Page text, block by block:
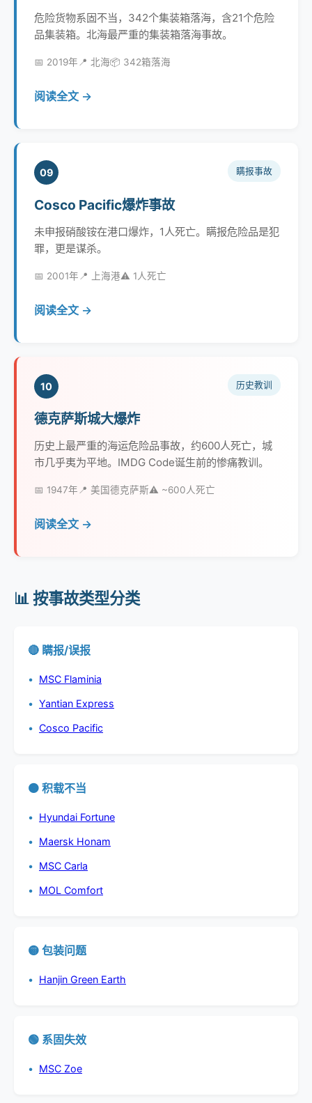
危险货物系固不当，342个集装箱落海，含21个危险
品集装箱。北海最严重的集装箱落海事故。
📅 2019年 📍 北海📦 342箱落海
阅读全文 →
09 瞒报事故
Cosco Pacific爆炸事故
未申报硝酸铵在港口爆炸，1人死亡。瞒报危险品是犯
罪，更是谋杀。
📅 2001年 📍 上海港⚠️ 1人死亡
阅读全文 →
10 历史教训
德克萨斯城大爆炸
历史上最严重的海运危险品事故，约600人死亡，城
市几乎夷为平地。IMDG Code诞生前的惨痛教训。
📅 1947年 📍 美国德克萨斯⚠️ ~600人死亡
阅读全文 →
📊 按事故类型分类
🔴 瞒报/误报
MSC Flaminia
Yantian Express
Cosco Pacific
🟠 积载不当
Hyundai Fortune
Maersk Honam
MSC Carla
MOL Comfort
🟡 包装问题
Hanjin Green Earth
🟢 系固失效
MSC Zoe